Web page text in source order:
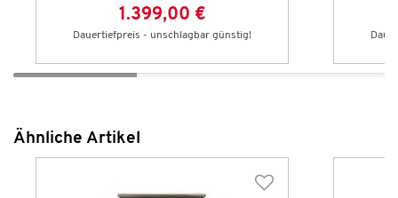
1.399,00 €
Dauertiefpreis - unschlagbar günstig!
Ähnliche Artikel